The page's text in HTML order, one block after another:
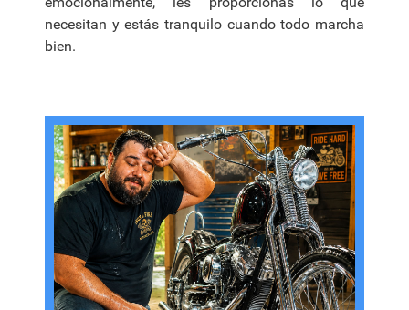
necesitan y estás tranquilo cuando todo marcha
bien.